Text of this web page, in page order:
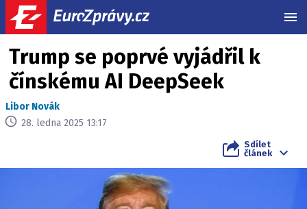
Trump se poprvé vyjádřil k
čínskému AI DeepSeek
Libor Novák
28. ledna 2025 13:17
Sdílet
článek